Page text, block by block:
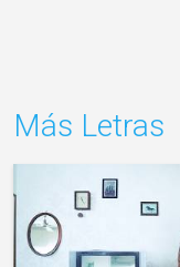
Más Letras